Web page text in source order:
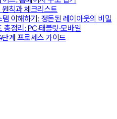
칙과 체크리스트
이해하기: 정돈된 레이아웃의 비밀
정리: PC·태블릿·모바일
계 프로세스 가이드